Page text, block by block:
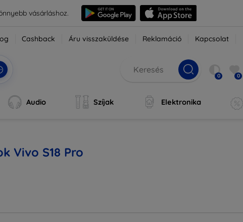
vásárláshoz.
Cashback Áru visszaküldése Reklamáció Kapcsolat
0 0
Audio Szíjak Elektronika
Vivo S18 Pro